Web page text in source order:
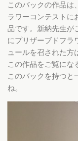
このバックの作品は
ラワーコンテストに
品です。新納先生が
にプリザーブドフラ
ュールを召された
この作品をご覧にな
このバックを持つと
ね。